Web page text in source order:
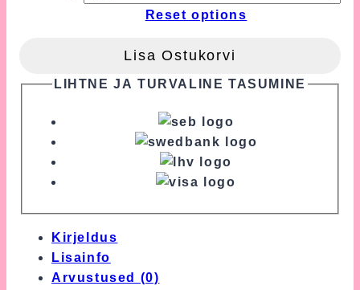
Reset options
Lisa Ostukorvi
LIHTNE JA TURVALINE TASUMINE
Kirjeldus
Lisainfo
Arvustused (0)